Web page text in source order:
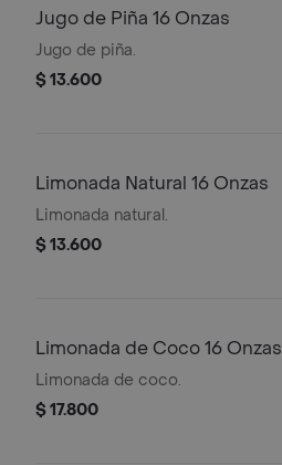
Jugo de Piña 16 Onzas
Jugo de piña.
$ 13.600
Limonada Natural 16 Onzas
Limonada natural.
$ 13.600
Limonada de Coco 16 Onzas
Limonada de coco.
$ 17.800